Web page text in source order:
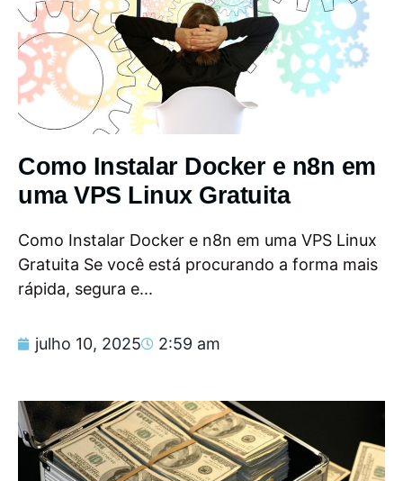
Como Instalar Docker e n8n em
uma VPS Linux Gratuita
Como Instalar Docker e n8n em uma VPS Linux
Gratuita Se você está procurando a forma mais
rápida, segura e...
julho 10, 2025 2:59 am